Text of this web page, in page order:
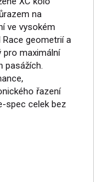
na
ve vysokém
geometrií a
pro maximální
pasážích.
řazení
spec celek bez